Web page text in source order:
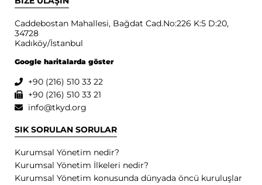
Caddebostan Mahallesi, Bağdat Cad.No:226 K:5 D:20,
34728
Kadıköy/İstanbul
Google haritalarda göster
+90 (216) 510 33 22
+90 (216) 510 33 21
info@tkyd.org
SIK SORULAN SORULAR
Kurumsal Yönetim nedir?
Kurumsal Yönetim İlkeleri nedir?
Kurumsal Yönetim konusunda dünyada öncü kuruluşlar